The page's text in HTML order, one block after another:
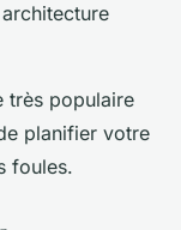
très populaire
planifier votre
foules.